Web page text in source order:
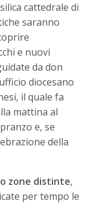
cattedrale di
saranno
e nuovi
da don
diocesano
il quale fa
mattina al
e, se
della
zone distinte,
per tempo le